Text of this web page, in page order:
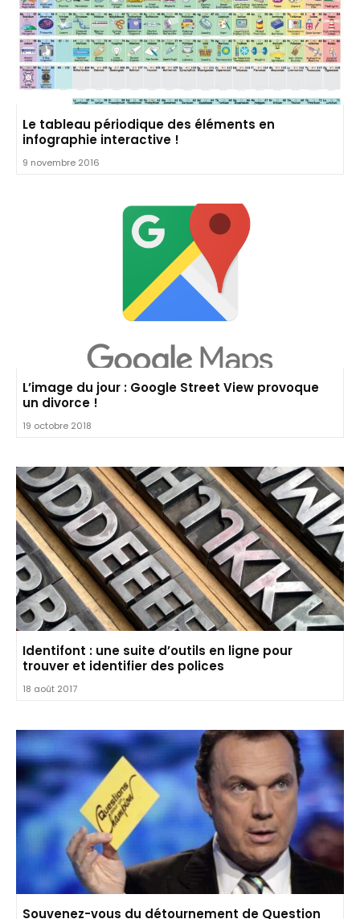
Le tableau périodique des éléments en
infographie interactive !
9 novembre 2016
L’image du jour : Google Street View provoque
un divorce !
19 octobre 2018
Identifont : une suite d’outils en ligne pour
trouver et identifier des polices
18 août 2017
Souvenez-vous du détournement de Question